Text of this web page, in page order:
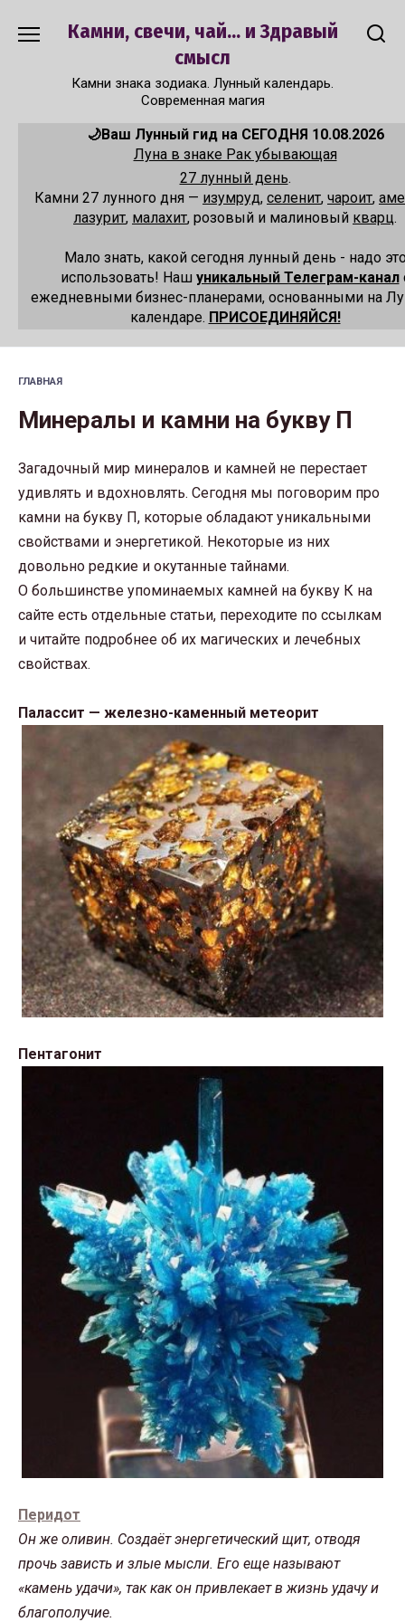
Камни, свечи, чай... и Здравый
смысл
Камни знака зодиака. Лунный календарь.
Современная магия
🌙Ваш Лунный гид на СЕГОДНЯ 10.08.2026
Луна в знаке Рак убывающая
27 лунный день.
Камни 27 лунного дня — изумруд, селенит, чароит,
лазурит, малахит, розовый и малиновый кварц.
Мало знать, какой сегодня лунный день - надо
использовать! Наш уникальный Телеграм-канал
ежедневными бизнес-планерами, основанными на
календаре. ПРИСОЕДИНЯЙСЯ!
ГЛАВНАЯ
Минералы и камни на букву П
Загадочный мир минералов и камней не перестает
удивлять и вдохновлять. Сегодня мы поговорим про
камни на букву П, которые обладают уникальными
свойствами и энергетикой. Некоторые из них
довольно редкие и окутанные тайнами.
О большинстве упоминаемых камней на букву К на
сайте есть отдельные статьи, переходите по ссылкам
и читайте подробнее об их магических и лечебных
свойствах.
Палассит — железно-каменный метеорит
Пентагонит
Перидот
Он же оливин. Создаёт энергетический щит, отводя
прочь зависть и злые мысли. Его еще называют
«камень удачи», так как он привлекает в жизнь удачу и
благополучие.